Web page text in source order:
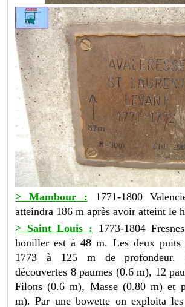
> Mambour : 1771-1800
atteindra 186 m après avoir atteint le
> Saint Louis : 1773-1804
houiller est à 48 m. Les deux puits
1773 à 125 m de profondeur.
découvertes 8 paumes (0.6 m), 12
Filons (0.6 m), Masse (0.80 m) et
m). Par une bowette on exploita